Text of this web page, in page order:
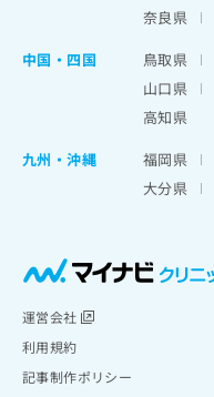
奈良県
中国・四国
鳥取県
山口県
高知県
九州・沖縄
福岡県
大分県
運営会社
利用規約
記事制作ポリシー